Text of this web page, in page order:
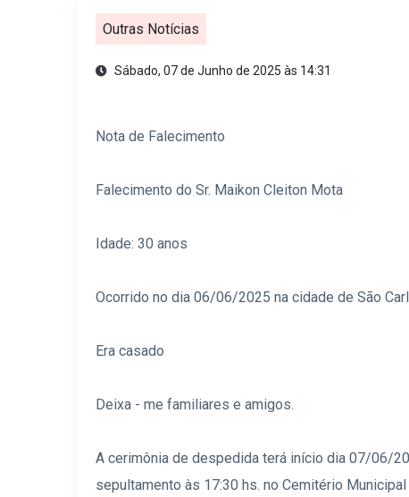
Outras Notícias
Sábado, 07 de Junho de 2025 às 14:31
Nota de Falecimento
Falecimento do Sr. Maikon Cleiton Mota
Idade: 30 anos
Ocorrido no dia 06/06/2025 na cidade de São
Era casado
Deixa - me familiares e amigos.
A cerimônia de despedida terá início dia 07/06/
sepultamento às 17:30 hs. no Cemitério